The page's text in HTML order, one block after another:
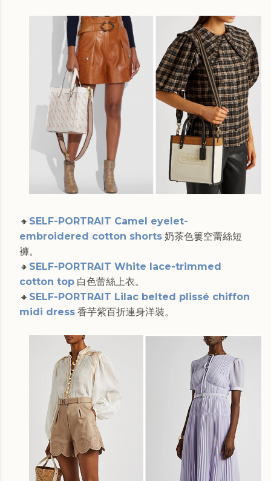
🔸 SELF-PORTRAIT Camel eyelet-
embroidered cotton shorts 奶茶色簍空蕾絲短
褲。
🔸 SELF-PORTRAIT White lace-trimmed
cotton top 白色蕾絲上衣。
🔸 SELF-PORTRAIT Lilac belted plissé chiffon
midi dress 香芋紫百折連身洋裝。